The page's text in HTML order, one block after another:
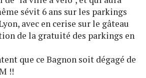
sévit 6 ans sur les parkings
avec en cerise sur le gâteau
de la gratuité des parkings en
que ce Bagnon soit dégagé de
!!